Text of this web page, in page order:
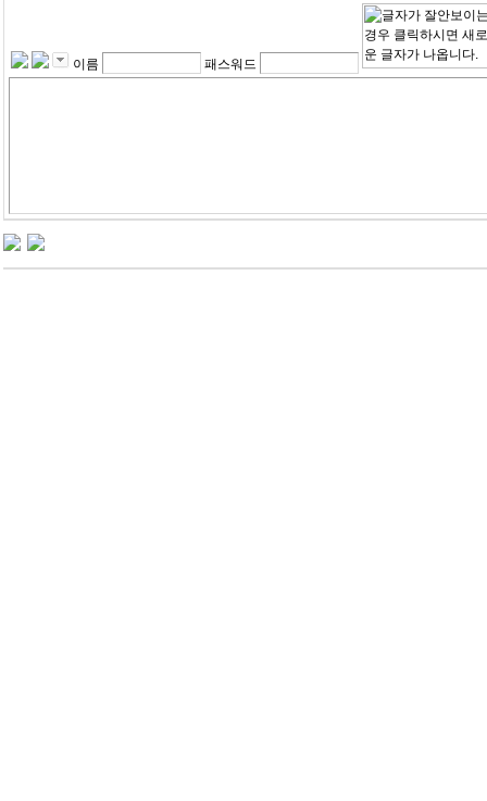
이름 패스워드